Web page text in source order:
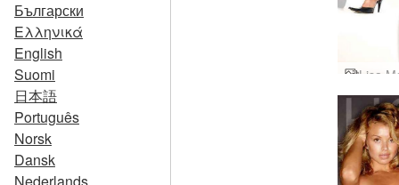
Български
Ελληνικά
English
Suomi
日本語
Português
Norsk
Dansk